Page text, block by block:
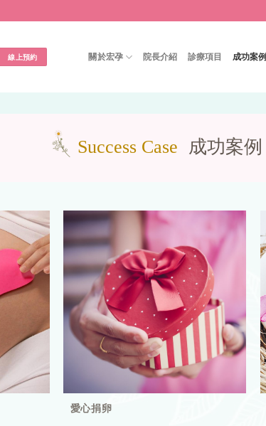
線上預約 關於宏孕 院長介紹 診療項目 成功案例
Success Case 成功案例
愛心捐卵